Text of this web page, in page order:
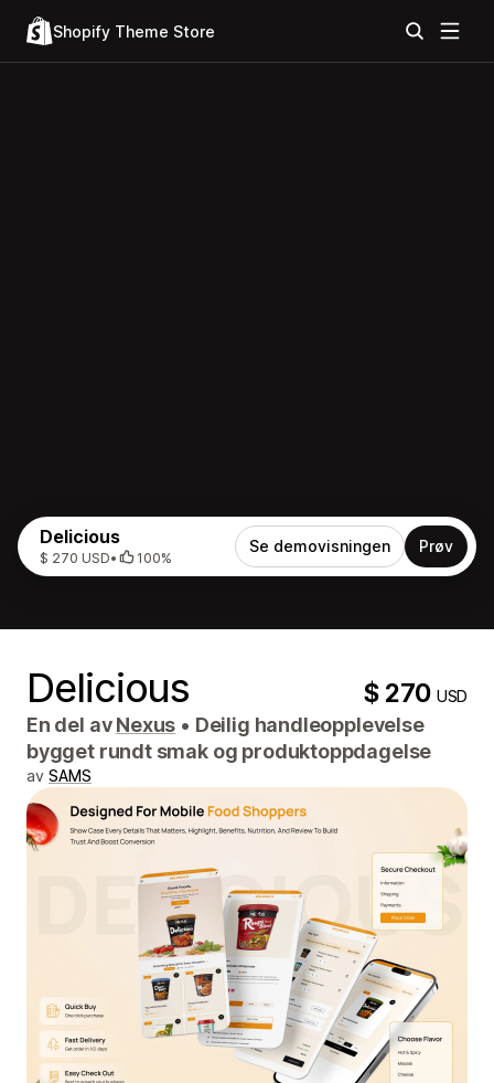
Shopify Theme Store
Delicious
$ 270 USD• 100%
Se demovisningen Prøv
Delicious $ 270USD
En del avNexus • Deilig handleopplevelse
bygget rundt smak og produktoppdagelse
av SAMS